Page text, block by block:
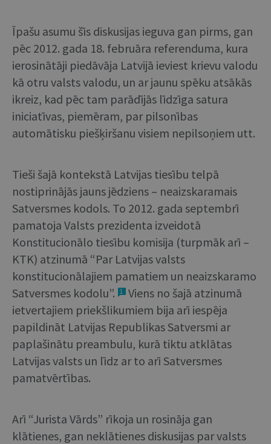
Īpašu asumu šīs diskusijas ieguva gan pirms, gan
pēc 2012. gada 18. februāra referenduma, kura
ierosinātāji piedāvāja Latvijā ieviest krievu valodu
kā otru valsts valodu, un ar jaunu spēku atsākās
ikreiz, kad pēc tam parādījās līdzīga satura
iniciatīvas, piemēram, par pilsonības
automātisku piešķiršanu visiem nepilsoņiem utt.
Tieši šajā kontekstā Latvijas tiesību telpā
nostiprinājās jauns jēdziens – neaizskaramais
Satversmes kodols. To 2012. gada septembrī
pamatoja Valsts prezidenta izveidotā
Konstitucionālo tiesību komisija (turpmāk arī –
KTK) atzinumā “Par Latvijas valsts
konstitucionālajiem pamatiem un neaizskaramo
Satversmes kodolu”.
1
Viens no šajā atzinumā
ietvertajiem priekšlikumiem bija arī iespēja
papildināt Latvijas Republikas Satversmi ar
paplašinātu preambulu, kurā tiktu atklātas
Latvijas valsts un līdz ar to arī Satversmes
pamatvērtības.
Arī “Jurista Vārds” rīkoja un rosināja gan
klātienes, gan neklātienes diskusijas par valsts